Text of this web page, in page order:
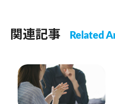
関連記事 Related